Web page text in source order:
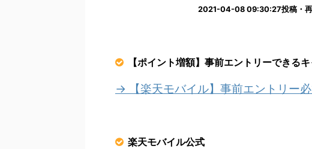
2021-04-08 09:30:27投稿・再
【ポイント増額】事前エントリーできる
→ 【楽天モバイル】事前エントリー
楽天モバイル公式